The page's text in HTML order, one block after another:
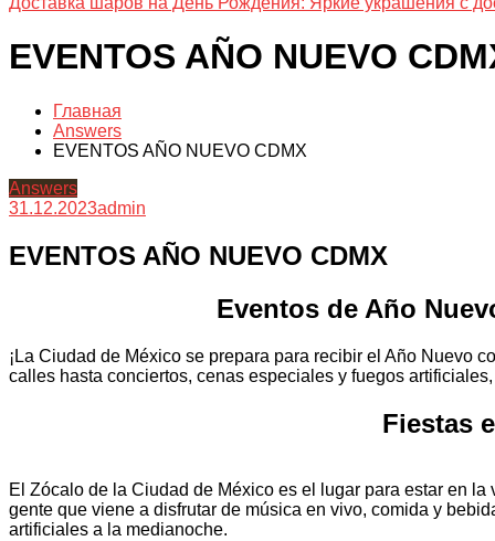
EVENTOS AÑO NUEVO
Главная
Answers
EVENTOS AÑO NUEVO CDMX
Answers
31.12.2023admin
EVENTOS AÑO NUEVO CDMX
Eventos de Año
¡La Ciudad de México se prepara para recibir el Año Nuevo
calles hasta conciertos, cenas especiales y fuegos
Fiestas
El Zócalo de la Ciudad de México es el lugar para estar en
gente que viene a disfrutar de música en vivo, comida y
artificiales a la medianoche.